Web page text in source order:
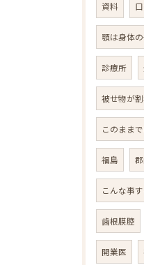
資料
顎は身体
診療所
被せ物が
このまま
福島
こんな事
歯根膜腔
開業医